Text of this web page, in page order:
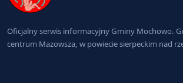
Oficjalny serwis informacyjny Gminy Mochowo.
centrum Mazowsza, w powiecie sierpeckim nad